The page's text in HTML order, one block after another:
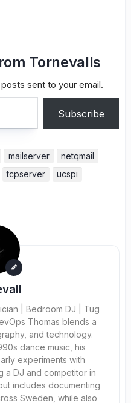
Tornevalls
sent to your email.
Subscribe
mailserver
netqmail
tcpserver ucspi
| Bedroom DJ | Tug
Thomas blends a
and technology.
dance music, his
experiments with
a DJ and competitor in
includes documenting
Sweden, while also